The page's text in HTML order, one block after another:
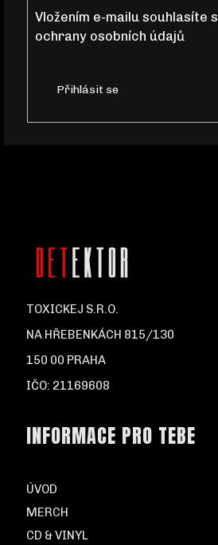
Y
V
Ý
U
Vložením e-mailu souhlasíte s
ochrany osobních údajů
Přihlásit se
TOXICKEJ S.R.O.
NA HŘEBENKÁCH 815/130
150 00 PRAHA
IČO: 21169608
INFORMACE PRO TEBE
ÚVOD
MERCH
CD & VINYL